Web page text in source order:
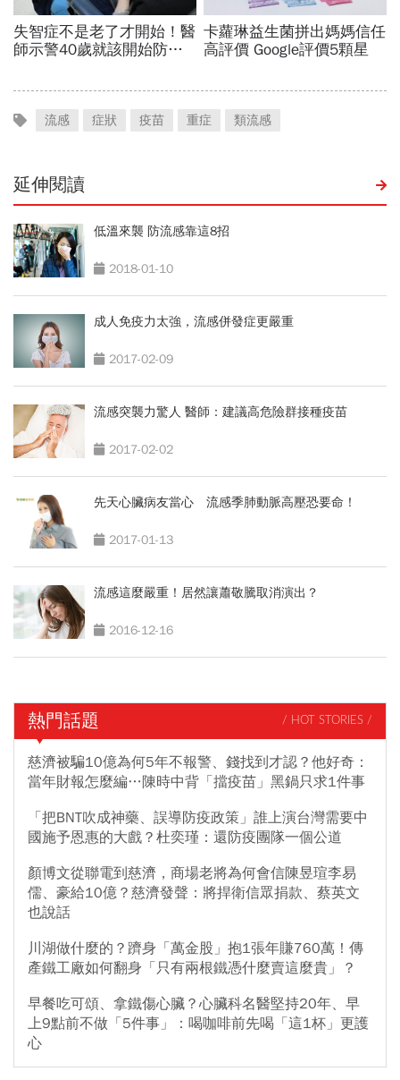
流感 症狀 疫苗 重症 類流感
延伸閱讀
低溫來襲 防流感靠這8招
2018-01-10
成人免疫力太強，流感併發症更嚴重
2017-02-09
流感突襲力驚人 醫師：建議高危險群接種疫苗
2017-02-02
先天心臟病友當心 流感季肺動脈高壓恐要命！
2017-01-13
流感這麼嚴重！居然讓蕭敬騰取消演出？
2016-12-16
熱門話題 / HOT STORIES /
慈濟被騙10億為何5年不報警、錢找到才認？他好奇：
當年財報怎麼編…陳時中背「擋疫苗」黑鍋只求1件事
「把BNT吹成神藥、誤導防疫政策」誰上演台灣需要中
國施予恩惠的大戲？杜奕瑾：還防疫團隊一個公道
顏博文從聯電到慈濟，商場老將為何會信陳昱瑄李易
儒、豪給10億？慈濟發聲：將捍衛信眾捐款、蔡英文
也說話
川湖做什麼的？躋身「萬金股」抱1張年賺760萬！傳
產鐵工廠如何翻身「只有兩根鐵憑什麼賣這麼貴」？
早餐吃可頌、拿鐵傷心臟？心臟科名醫堅持20年、早
上9點前不做「5件事」：喝咖啡前先喝「這1杯」更護
心